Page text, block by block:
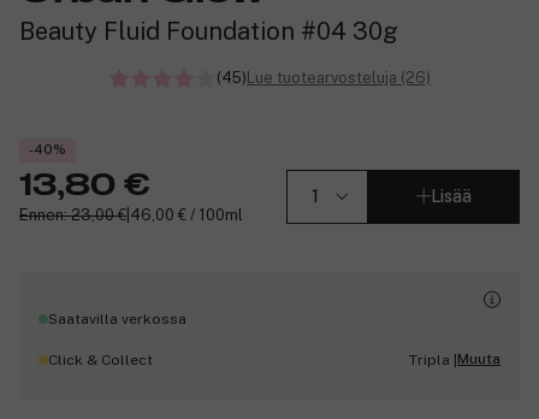
Beauty Fluid Foundation #04 30g
(45) Lue tuotearvosteluja (26)
-40%
13,80 €
Ennen: 23,00 € 46,00 € / 100ml
Lisää
Saatavilla verkossa
Click & Collect Tripla |Muuta